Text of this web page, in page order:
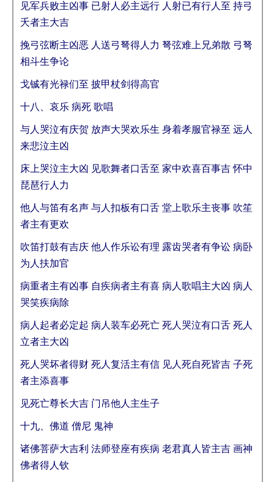
见军兵败主凶事 已射人必主远行 人射已有行人至 持弓
夭者主大吉
挽弓弦断主凶恶 人送弓弩得人力 弩弦难上兄弟散 弓弩
相斗生争论
戈铖有光禄们至 披甲杖剑得高官
十八、哀乐 病死 歌唱
与人哭泣有庆贺 放声大哭欢乐生 身着孝服官禄至 远人
来悲泣主凶
床上哭泣主大凶 见歌舞者口舌至 家中欢喜百事吉 怀中
琵琶行人力
他人与笛有名声 与人扣板有口舌 堂上歌乐主丧事 吹笙
者主有更欢
吹笛打鼓有吉庆 他人作乐讼有理 露齿哭者有争讼 病卧
为人扶加官
病重者主有凶事 自疾病者主有喜 病人歌唱主大凶 病人
哭笑疾病除
病人起者必定起 病人装车必死亡 死人哭泣有口舌 死人
立者主大凶
死人哭坏者得财 死人复活主有信 见人死自死皆吉 子死
者主添喜事
见死亡尊长大吉 门吊他人主生子
十九、佛道 僧尼 鬼神
诸佛菩萨大吉利 法师登座有疾病 老君真人皆主吉 画神
佛者得人钦